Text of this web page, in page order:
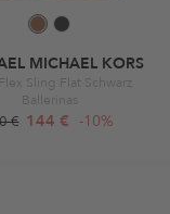
MICHAEL KORS
Sling Flat Schwarz
Ballerinas
€ 144 € -10%